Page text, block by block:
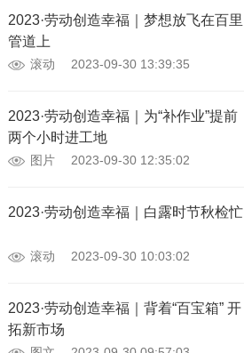
2023·劳动创造幸福｜梦想放飞在百里
管道上
滚动 2023-09-30 13:39:35
2023·劳动创造幸福｜为“补作业”提前
两个小时进工地
图片 2023-09-30 12:35:02
2023·劳动创造幸福｜白露时节秋检忙
滚动 2023-09-30 10:03:02
2023·劳动创造幸福｜背着“百宝箱” 开
拓新市场